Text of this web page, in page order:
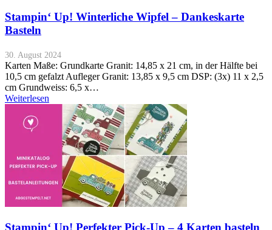
Stampin‘ Up! Winterliche Wipfel – Dankeskarte
Basteln
30. August 2024
Karten Maße: Grundkarte Granit: 14,85 x 21 cm, in der Hälfte bei
10,5 cm gefalzt Aufleger Granit: 13,85 x 9,5 cm DSP: (3x) 11 x 2,5
cm Grundweiss: 6,5 x…
Weiterlesen
Stampin‘ Up! Perfekter Pick-Up – 4 Karten basteln